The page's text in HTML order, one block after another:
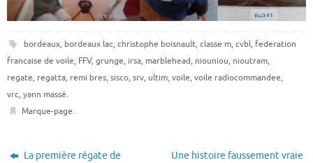
bordeaux, bordeaux lac, christophe boisnault, classe m, cvbl, federation
francaise de voile, FFV, grunge, irsa, marblehead, niouniou, nioutram,
regate, regatta, remi bres, sisco, srv, ultim, voile, voile radiocommandee,
vrc, yann massé.
Marque-page.
La première régate de
Une histoire faussement vraie